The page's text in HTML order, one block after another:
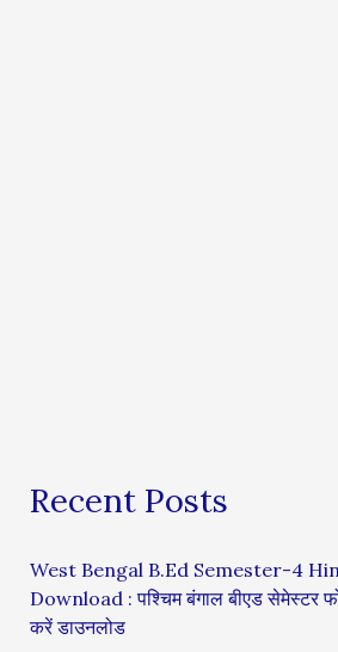
Recent Posts
West Bengal B.Ed Semester-4
Download : पश्चिम बंगाल बीएड सेमेस्टर
करें डाउनलोड